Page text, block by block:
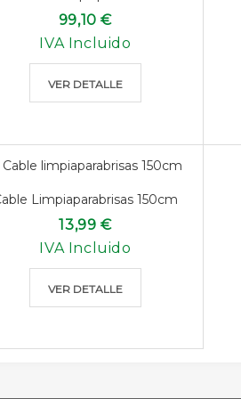
99,10 €
IVA Incluido
VER DETALLE
Limpiaparabrisas 150cm
13,99 €
IVA Incluido
VER DETALLE